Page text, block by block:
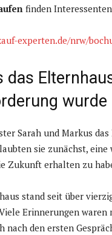
finden
experten.de/nrw/
das
wurde
Sarah und Markus
sie zunächst,
Zukunft erhalten zu
stand seit über
Erinnerungen waren
nach den ersten